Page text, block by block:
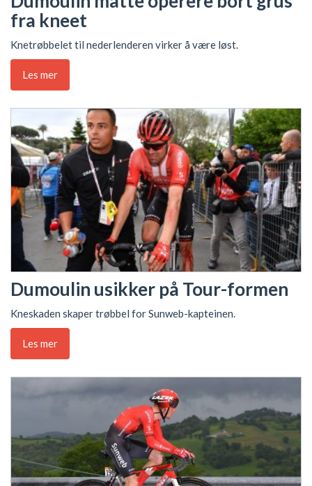
fra kneet
Knetrøbbelet til nederlenderen virker å være løst.
Les mer
Dumoulin usikker på Tour-formen
Kneskaden skaper trøbbel for Sunweb-kapteinen.
Les mer